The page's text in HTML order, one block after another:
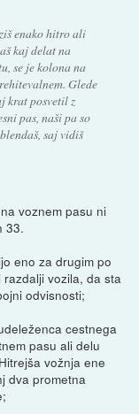
enako hitro ali
kaj delat na
se je kolona na
Glede
krat posvetil z
pas, naši pa so
saj vidiš
voznem pasu ni
33.
eno za drugim po
vozila, da sta
odvisnosti;
cestnega
pasu ali delu
vožnja ene
dva prometna